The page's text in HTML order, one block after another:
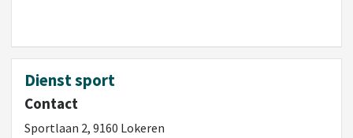
Dienst sport
Contact
Sportlaan 2, 9160 Lokeren